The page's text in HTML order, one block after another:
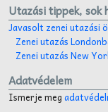
Utazási tippek, sok
Javasolt zenei utazási
Zenei utazás
Zenei utazás New
Adatvédelem
Ismerje meg